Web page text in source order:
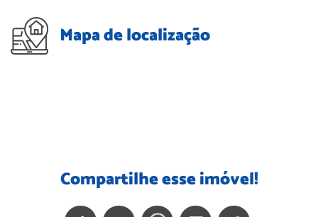
Mapa de localização
Compartilhe esse imóvel!